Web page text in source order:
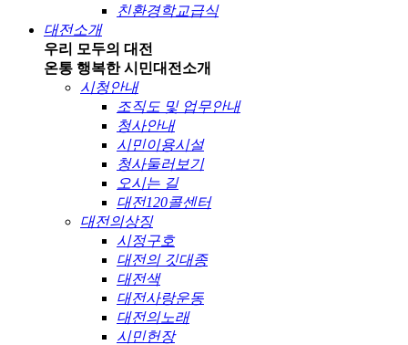
친환경학교급식
대전소개
우리 모두의 대전
온통 행복한 시민대전소개
시청안내
조직도 및 업무안내
청사안내
시민이용시설
청사둘러보기
오시는 길
대전120콜센터
대전의상징
시정구호
대전의 깃대종
대전색
대전사랑운동
대전의노래
시민헌장